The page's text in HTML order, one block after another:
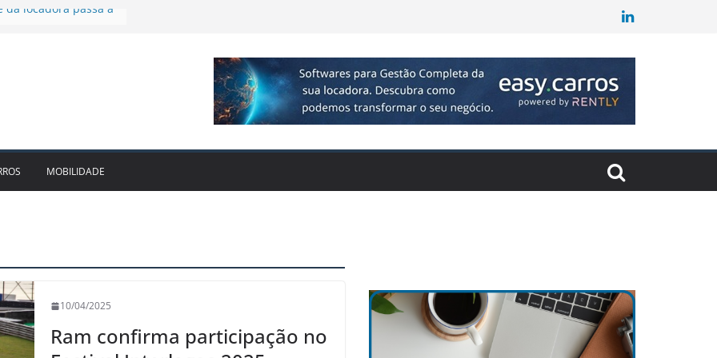
leva Localiza
novo modelo de
e fragilidades da
MOBILIDADE
10/04/2025
Ram confirma participação no